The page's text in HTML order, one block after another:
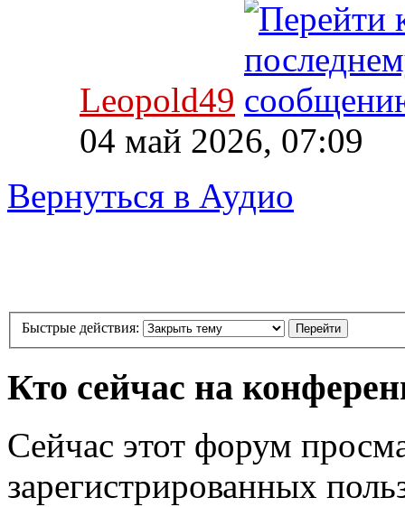
Leopold49
04 май 2026, 07:09
Вернуться в Аудио
Быстрые действия:
Кто сейчас на
Сейчас этот форум
зарегистрированных